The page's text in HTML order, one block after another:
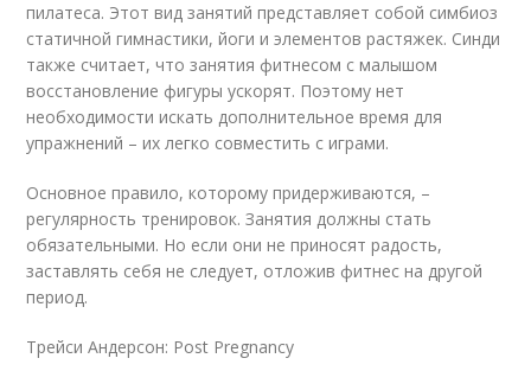
пилатеса. Этот вид занятий представляет собой симбиоз
статичной гимнастики, йоги и элементов растяжек. Синди
также считает, что занятия фитнесом с малышом
восстановление фигуры ускорят. Поэтому нет
необходимости искать дополнительное время для
упражнений – их легко совместить с играми.
Основное правило, которому придерживаются, –
регулярность тренировок. Занятия должны стать
обязательными. Но если они не приносят радость,
заставлять себя не следует, отложив фитнес на другой
период.
Трейси Андерсон: Post Pregnancy